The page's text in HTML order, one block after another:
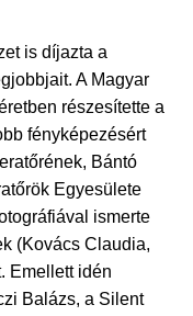
is díjazta a
A Magyar
részesítette a
fényképezésért
Bántó
Egyesülete
ismerte
(Kovács Claudia,
Emellett idén
Balázs, a Silent